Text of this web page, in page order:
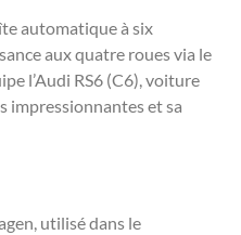
automatique à six
aux quatre roues via le
l’Audi RS6 (C6), voiture
impressionnantes et sa
utilisé dans le